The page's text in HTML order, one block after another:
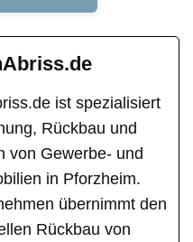
ist spezialisiert
Rückbau und
von Gewerbe- und
in Pforzheim.
übernimmt den
Rückbau von